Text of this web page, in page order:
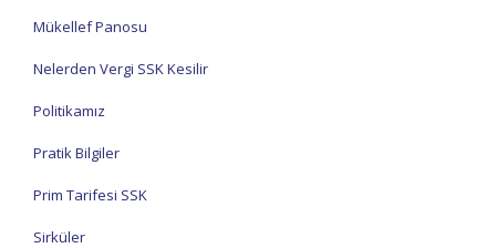
Mükellef Panosu
Nelerden Vergi SSK Kesilir
Politikamız
Pratik Bilgiler
Prim Tarifesi SSK
Sirküler